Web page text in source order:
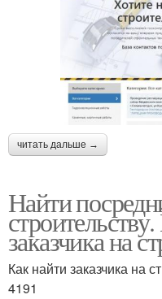
читать дальше →
Найти
заказчика на
Как найти заказчика на
4191